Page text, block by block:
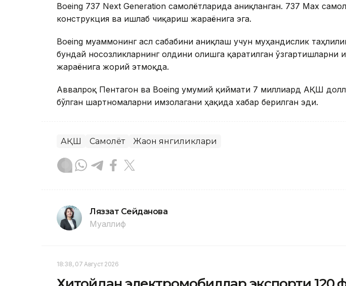
Boeing 737 Next Generation самолётларида аниқланган. 737 Max
конструкция ва ишлаб чиқариш жараёнига эга.
Boeing муаммонинг асл сабабини аниқлаш учун муҳандислик
бундай носозликларнинг олдини олишга қаратилган ўзгартишларни
жараёнига жорий этмоқда.
Аввалроқ Пентагон ва Boeing умумий қиймати 7 миллиард АҚШ
бўлган шартномаларни имзолагани ҳақида хабар берилган эди.
АҚШ Самолёт Жаҳон янгиликлари
Ляззат Сейданова
Муаллиф
18:38, 07 Август 2026